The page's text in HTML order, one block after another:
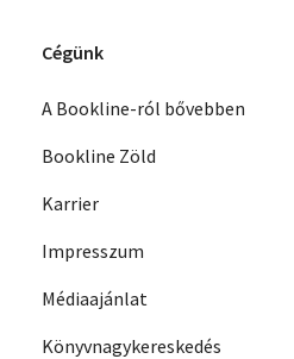
Cégünk
A Bookline-ról bővebben
Bookline Zöld
Karrier
Impresszum
Médiaajánlat
Könyvnagykereskedés